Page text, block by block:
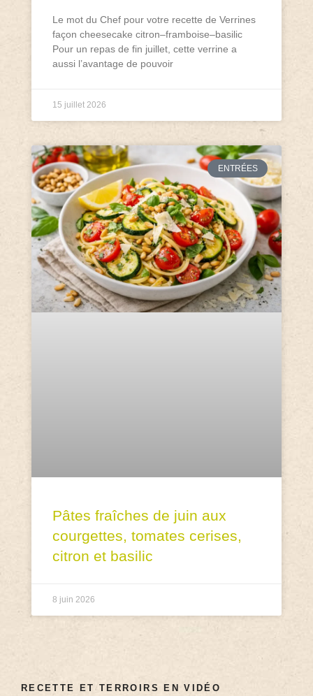
Le mot du Chef pour votre recette de Verrines
façon cheesecake citron–framboise–basilic
Pour un repas de fin juillet, cette verrine a
aussi l’avantage de pouvoir
15 juillet 2026
ENTRÉES
Pâtes fraîches de juin aux
courgettes, tomates cerises,
citron et basilic
8 juin 2026
RECETTE ET TERROIRS EN VIDÉO